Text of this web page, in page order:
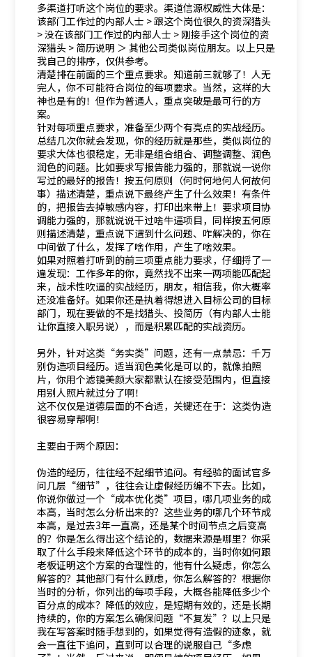
多渠道打听这个岗位的要求。渠道信源权威性大体是：
该部门工作过的内部人士 > 跟这个岗位很久的资深猎头
> 没在该部门工作过的内部人士 > 刚接手这个岗位的资
深猎头 > 简历说明 ＞ 其他公司类似岗位朋友。以上只是
我自己的排序，仅供参考。
清楚排在前面的三个重点要求。知道前三就够了！人无
完人，你不可能符合岗位的每项要求。当然，这样的大
神也是有的！但作为普通人，重点突破是最可行的方
案。
针对每项重点要求，准备至少两个有亮点的实战经历。
总结几次你就会发现，你的经历就是那些，类似岗位的
要求大体也很稳定，无非是组合组合、调整调整、润色
润色的问题。比如要求写报告能力强的，那就说一说你
写过的最好的报告！按五何原则（何时何地何人何故何
事）描述清楚，重点说下最终产生了什么效果！有条件
的，把报告去掉敏感内容，打印出来带上！要求项目协
调能力强的，那就说说干过啥牛逼项目，同样按五何原
则描述清楚，重点说下遇到什么问题、咋解决的，你在
中间做了什么，发挥了啥作用，产生了啥效果。
如果对照着打听到的前三项重点能力要求，仔细捋了一
遍发现：工作多年的你，竟然找不出来一两项能匹配起
来，战术性吹逼的实战经历，朋友，相信我，你大概率
还没准备好。如果你还是执着得想进入目标公司的目标
部门，现在要做的不是找猎头、投简历（有内部人士能
让你直接入职另说），而是积累匹配的实战资历。
另外，针对这类“务实类”问题，还有一点禁忌：千万
别伪造项目经历。适当润色美化是可以的，就像拍照
片，你用个滤镜美颜大家都默认在接受范围内，但直接
用别人照片就过分了啊！
这不仅仅是道德层面的不合适，关键还在于：这类伪造
很容易穿帮啊！
主要由于两个原因：
伪造的经历，往往经不起细节追问。有经验的面试官多
问几层“细节”，往往会让虚假经历编不下去。比如，
你说你做过一个“成本优化类”项目，哪几项业务的成
本高，当时怎么分析出来的？这些业务的哪几个环节成
本高，是过去3年一直高，还是某个时间节点之后变高
的？你是怎么得出这个结论的，数据来源是哪里？你采
取了什么手段来降低这个环节的成本的，当时你如何跟
老板证明这个方案的合理性的，他有什么疑虑，你怎么
解答的？其他部门有什么顾虑，你怎么解答的？根据你
当时的分析，你列出的每项手段，大概各能降低多少个
百分点的成本？降低的效应，是短期有效的，还是长期
持续的，你的方案怎么确保问题“不复发”？以上只是
我在写答案时随手想到的，如果觉得有造假的迹象，就
会一直往下追问，直到可以合理的说服自己“多虑